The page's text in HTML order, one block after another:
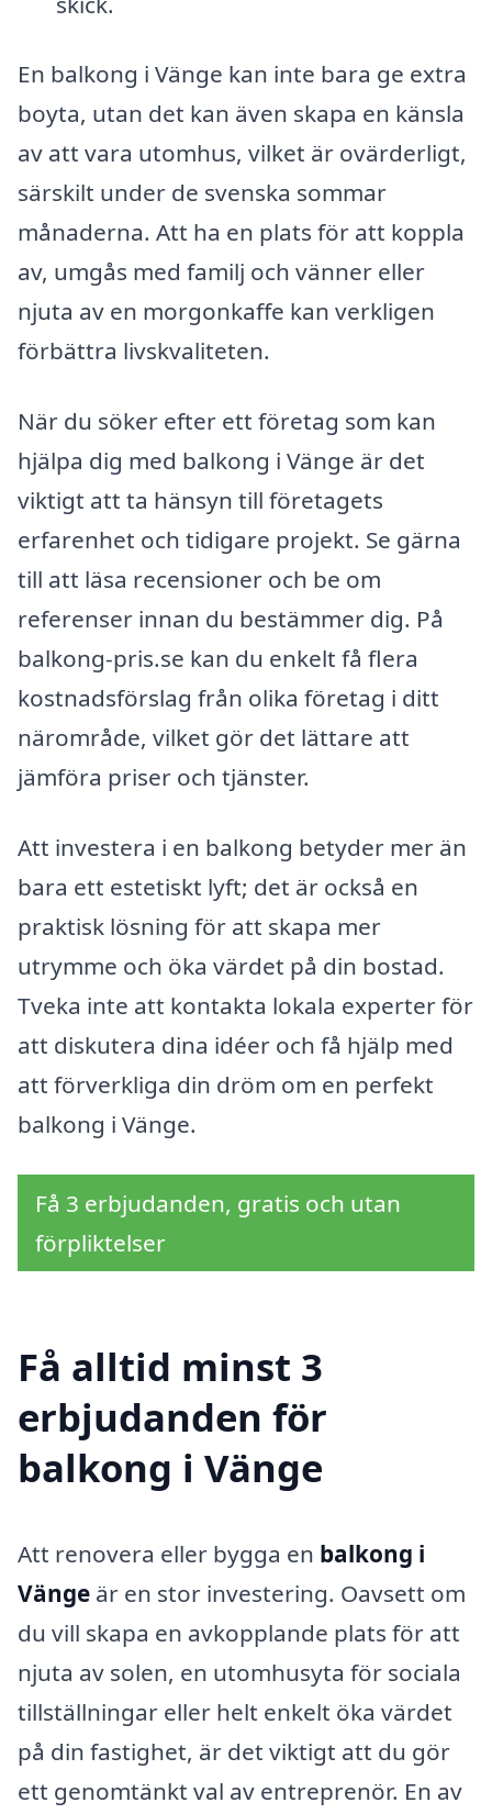
En balkong i Vänge kan inte bara ge extra
boyta, utan det kan även skapa en känsla
av att vara utomhus, vilket är ovärderligt,
särskilt under de svenska sommar
månaderna. Att ha en plats för att koppla
av, umgås med familj och vänner eller
njuta av en morgonkaffe kan verkligen
förbättra livskvaliteten.
När du söker efter ett företag som kan
hjälpa dig med balkong i Vänge är det
viktigt att ta hänsyn till företagets
erfarenhet och tidigare projekt. Se gärna
till att läsa recensioner och be om
referenser innan du bestämmer dig. På
balkong-pris.se kan du enkelt få flera
kostnadsförslag från olika företag i ditt
närområde, vilket gör det lättare att
jämföra priser och tjänster.
Att investera i en balkong betyder mer än
bara ett estetiskt lyft; det är också en
praktisk lösning för att skapa mer
utrymme och öka värdet på din bostad.
Tveka inte att kontakta lokala experter för
att diskutera dina idéer och få hjälp med
att förverkliga din dröm om en perfekt
balkong i Vänge.
Få 3 erbjudanden, gratis och utan
förpliktelser
Få alltid minst 3
erbjudanden för
balkong i Vänge
Att renovera eller bygga en balkong i
Vänge är en stor investering. Oavsett om
du vill skapa en avkopplande plats för att
njuta av solen, en utomhusyta för sociala
tillställningar eller helt enkelt öka värdet
på din fastighet, är det viktigt att du gör
ett genomtänkt val av entreprenör. En av